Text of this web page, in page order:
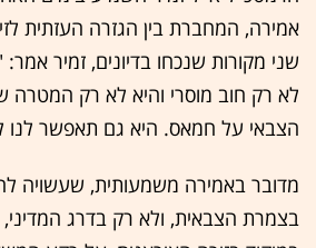
אמירה, המחברת בין הגזרה העזתית
שני מקורות שנכחו בדיונים, זמיר
לא רק חוב מוסרי והיא לא רק
הצבאי על חמאס. היא גם תאפשר לנו
מדובר באמירה משמעותית, שעשויה
בצמרת הצבאית, ולא רק בדרג